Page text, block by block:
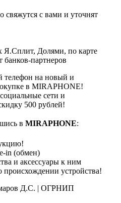
свяжутся с вами и уточнят
Я.Сплит, Долями, по карте
банков-партнеров
телефон на новый и
в MIRAPHONE!
сети и
500 рублей!
в MIRAPHONE:
in (обмен)
и аксессуары к ним
устройства!
Д.С. | ОГРНИП